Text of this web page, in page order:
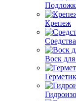
Крепеж
Воск
Герметик